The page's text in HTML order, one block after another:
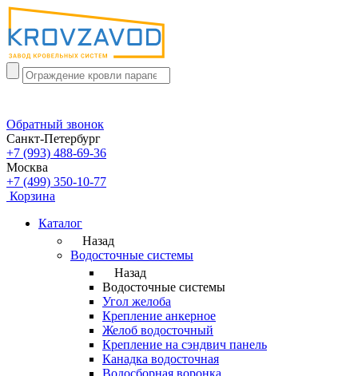
Обратный звонок
Санкт-Петербург
+7 (993) 488-69-36
Москва
+7 (499) 350-10-77
Корзина
Каталог
Назад
Водосточные системы
Назад
Водосточные системы
Угол желоба
Крепление анкерное
Желоб водосточный
Крепление на сэндвич панель
Канадка водосточная
Водосборная воронка